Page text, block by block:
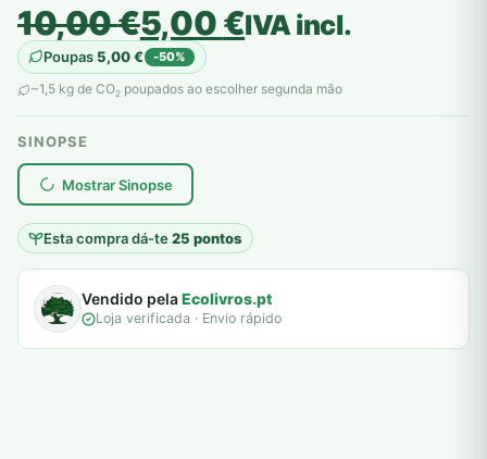
10,00€
O
preço
original
era:
10,00 €.
5,00€
O
preço
atual
é:
5,00 €.
IVA incl.
Poupas5,00€ -50%
~1,5 kg de CO2 poupados ao escolher segunda mão
SINOPSE
Mostrar Sinopse
Esta compra dá-te25 pontos
plantar árvores reais
Vendido pelaEcolivros.pt
Loja verificada · Envio rápido